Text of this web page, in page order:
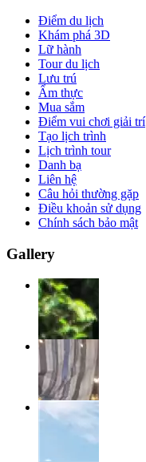
Điểm du lịch
Khám phá 3D
Lữ hành
Tour du lịch
Lưu trú
Ẩm thực
Mua sắm
Điểm vui chơi giải trí
Tạo lịch trình
Lịch trình tour
Danh bạ
Liên hệ
Câu hỏi thường gặp
Điều khoản sử dụng
Chính sách bảo mật
Gallery